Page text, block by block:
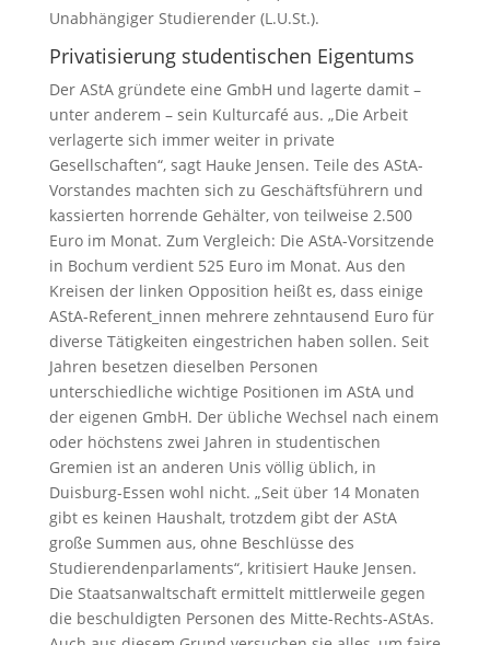
Unabhängiger Studierender (L.U.St.).
Privatisierung studentischen Eigentums
Der AStA gründete eine GmbH und lagerte damit –
unter anderem – sein Kulturcafé aus. „Die Arbeit
verlagerte sich immer weiter in private
Gesellschaften“, sagt Hauke Jensen. Teile des AStA-
Vorstandes machten sich zu Geschäftsführern und
kassierten horrende Gehälter, von teilweise 2.500
Euro im Monat. Zum Vergleich: Die AStA-Vorsitzende
in Bochum verdient 525 Euro im Monat. Aus den
Kreisen der linken Opposition heißt es, dass einige
AStA-Referent_innen mehrere zehntausend Euro für
diverse Tätigkeiten eingestrichen haben sollen. Seit
Jahren besetzen dieselben Personen
unterschiedliche wichtige Positionen im AStA und
der eigenen GmbH. Der übliche Wechsel nach einem
oder höchstens zwei Jahren in studentischen
Gremien ist an anderen Unis völlig üblich, in
Duisburg-Essen wohl nicht. „Seit über 14 Monaten
gibt es keinen Haushalt, trotzdem gibt der AStA
große Summen aus, ohne Beschlüsse des
Studierendenparlaments“, kritisiert Hauke Jensen.
Die Staatsanwaltschaft ermittelt mittlerweile gegen
die beschuldigten Personen des Mitte-Rechts-AStAs.